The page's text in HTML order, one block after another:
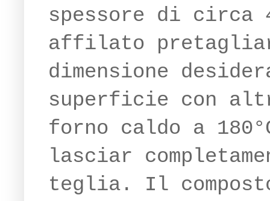
spessore di circa
affilato
dimensione
superficie con
forno caldo a
lasciar
teglia. Il